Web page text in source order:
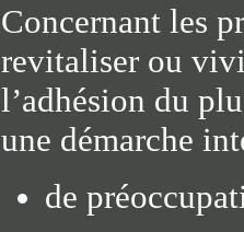
Concernant les
revitaliser ou
l’adhésion du
une démarche
de